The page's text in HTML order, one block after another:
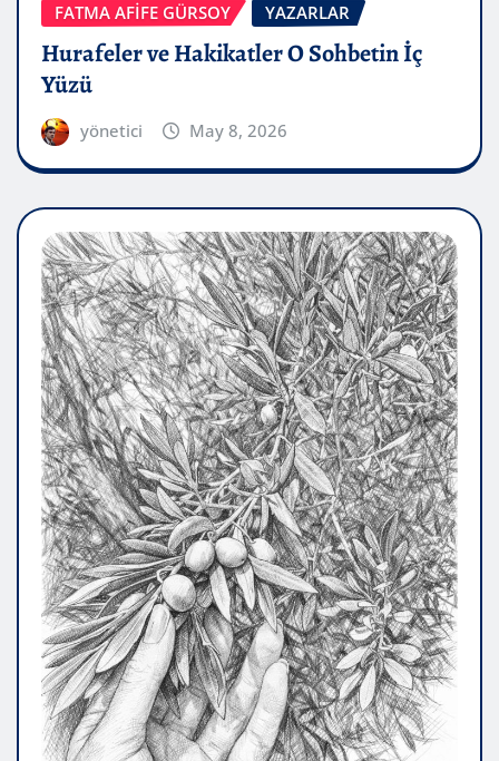
FATMA AFİFE GÜRSOY YAZARLAR
Hurafeler ve Hakikatler O Sohbetin İç
Yüzü
yönetici May 8, 2026